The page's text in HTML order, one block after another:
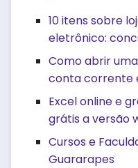
10 itens sobre
eletrônico:
Como abrir
conta corrente
Excel online e
grátis a versão
Cursos e
Guararapes